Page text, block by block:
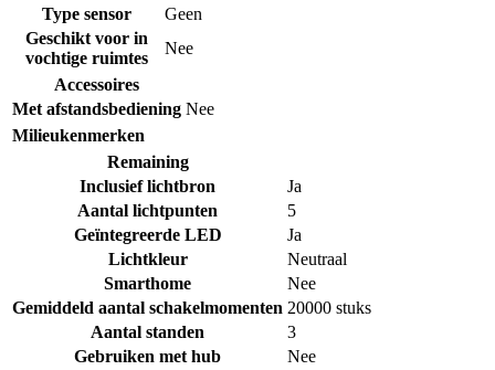
Type sensor
Geen
Geschikt voor in
vochtige ruimtes
Nee
Accessoires
Met afstandsbediening Nee
Milieukenmerken
Remaining
Inclusief lichtbron
Ja
Aantal lichtpunten
5
Geïntegreerde LED
Ja
Lichtkleur
Neutraal
Smarthome
Nee
Gemiddeld aantal schakelmomenten 20000 stuks
Aantal standen
3
Gebruiken met hub
Nee